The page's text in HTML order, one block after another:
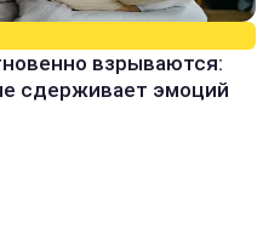
взрываются:
сдерживает эмоций